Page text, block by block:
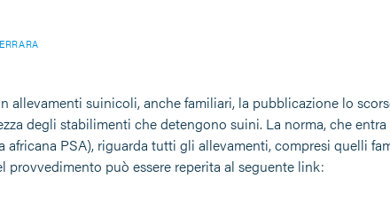
allevamenti suinicoli, anche familiari, la pubblicazione lo
degli stabilimenti che detengono suini. La norma, che
PSA), riguarda tutti gli allevamenti, compresi quelli
può essere reperita al seguente link: